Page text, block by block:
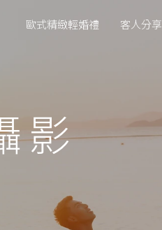
歐式精緻輕婚禮 客人分享
影